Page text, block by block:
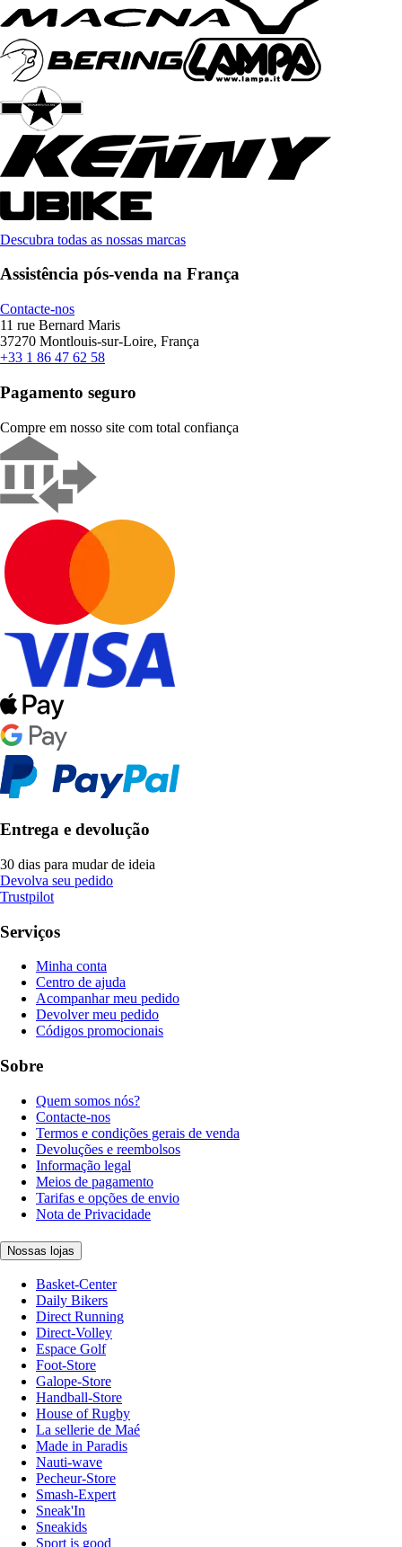
Descubra todas as nossas marcas
Assistência pós-venda na França
Contacte-nos
11 rue Bernard Maris
37270 Montlouis-sur-Loire, França
+33 1 86 47 62 58
Pagamento seguro
Compre em nosso site com total confiança
Entrega e devolução
30 dias para mudar de ideia
Devolva seu pedido
Trustpilot
Serviços
Minha conta
Centro de ajuda
Acompanhar meu pedido
Devolver meu pedido
Códigos promocionais
Sobre
Quem somos nós?
Contacte-nos
Termos e condições gerais de venda
Devoluções e reembolsos
Informação legal
Meios de pagamento
Tarifas e opções de envio
Nota de Privacidade
Nossas lojas
Basket-Center
Daily Bikers
Direct Running
Direct-Volley
Espace Golf
Foot-Store
Galope-Store
Handball-Store
House of Rugby
La sellerie de Maé
Made in Paradis
Nauti-wave
Pecheur-Store
Smash-Expert
Sneak'In
Sneakids
Sport is good